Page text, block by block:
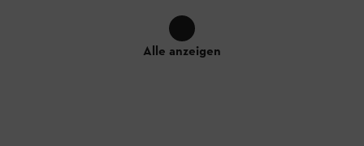
Alle anzeigen